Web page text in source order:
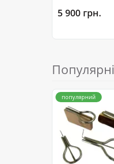
5 900 грн.
Популярні
популярний